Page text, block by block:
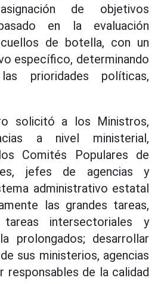
de objetivos
en la evaluación
de botella, con un
específico, determinando
prioridades políticas,
solicitó a los Ministros,
a nivel ministerial,
Comités Populares de
jefes de agencias y
administrativo estatal
las grandes tareas,
intersectoriales y
prolongados; desarrollar
sus ministerios, agencias
responsables de la calidad